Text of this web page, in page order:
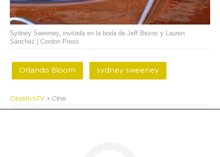
Sydney Sweeney, invitada en la boda de Jeff Bezos y Lauren
Sánchez | Cordon Press
Orlando Bloom sydney sweeney
ObjetivoTV » Cine